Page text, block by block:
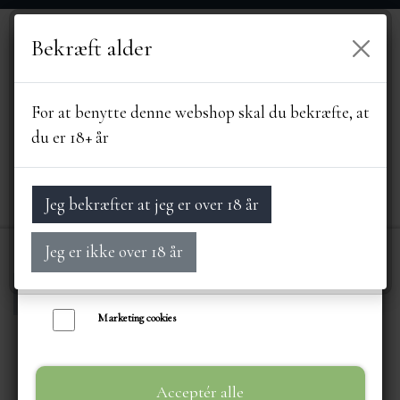
FORSIDE
SORTIMENT
Forside TIL HJEMMET BOLIGTEKSTILER
brugeroplevelse, til markedsføring og til at undersøge, hvordan vores
ved at trykke på linket 'Cookies' nederst på siden.
Nødvendige cookies
Funktionelle cookies
Statistik cookies
Marketing cookies
Acceptér alle
Bekræft alder
For at benytte denne webshop skal du bekræfte, at
du er 18+ år
Jeg bekræfter at jeg er over 18 år
Jeg er ikke over 18 år